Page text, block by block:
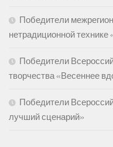
Победители
нетрадиционной технике
Победители
творчества «Весеннее
Победители
лучший сценарий»